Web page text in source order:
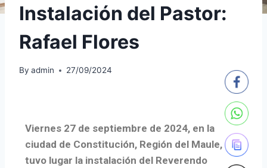
Instalación del Pastor:
Rafael Flores
By admin 27/09/2024
Viernes 27 de septiembre de 2024, en la
ciudad de Constitución, Región del Maule,
tuvo lugar la instalación del Reverendo